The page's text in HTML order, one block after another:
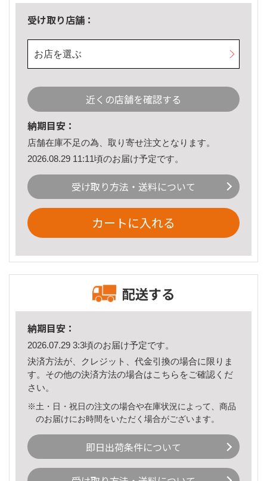
受け取り店舗：
お店を選ぶ
近くの店舗を確認する
納期目安：
店舗在庫不足の為、取り寄せ注文となります。
2026.08.29 11:11頃のお届け予定です。
受け取り方法・送料について
カートに入れる
配送する
納期目安：
2026.07.29 3:3頃のお届け予定です。
決済方法が、クレジット、代金引換の場合に限りま
す。その他の決済方法の場合はこちら をご確認くだ
さい。
※土・日・祝日の注文の場合や在庫状況によって、商品
のお届けにお時間をいただく場合がございます。
即日出荷条件について